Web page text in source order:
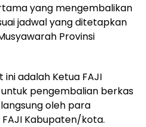
yang mengembalikan
jadwal yang ditetapkan
Provinsi
ini adalah Ketua FAJI
pengembalian berkas
oleh para
Kabupaten/kota.